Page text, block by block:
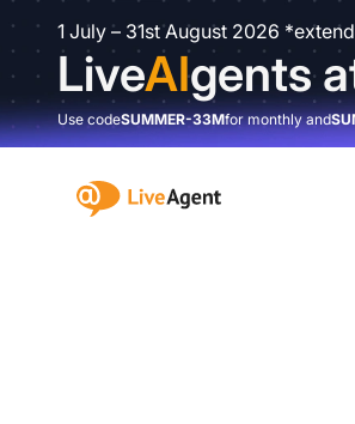
1 July – 31st August 2026
LiveAIgents
Use codeSUMMER-33Mfor monthly and
:site.title